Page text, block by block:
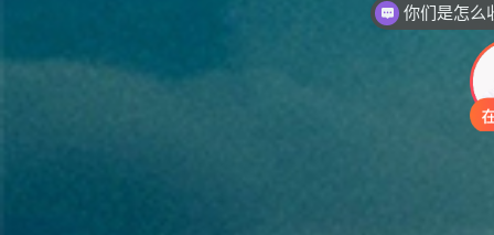
你们是怎么